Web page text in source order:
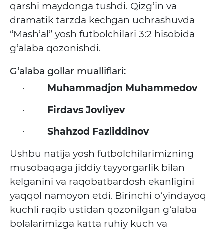
qarshi maydonga tushdi. Qizg‘in va
dramatik tarzda kechgan uchrashuvda
“Mash’al” yosh futbolchilari 3:2 hisobida
g‘alaba qozonishdi.
G‘alaba gollar mualliflari:
· Muhammadjon Muhammedov
· Firdavs Jovliyev
·
Shahzod Fazliddinov
Ushbu natija yosh futbolchilarimizning
musobaqaga jiddiy tayyorgarlik bilan
kelganini va raqobatbardosh ekanligini
yaqqol namoyon etdi. Birinchi o‘yindayoq
kuchli raqib ustidan qozonilgan g‘alaba
bolalarimizga katta ruhiy kuch va